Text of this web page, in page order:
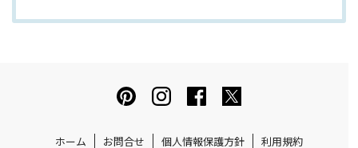
ホーム お問合せ 個人情報保護方針 利用規約